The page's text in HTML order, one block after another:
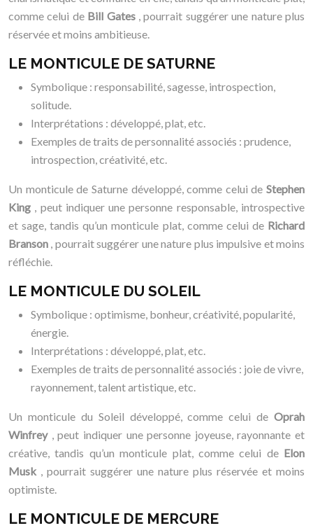
comme celui de Bill Gates , pourrait suggérer une nature plus
réservée et moins ambitieuse.
LE MONTICULE DE SATURNE
Symbolique : responsabilité, sagesse, introspection,
solitude.
Interprétations : développé, plat, etc.
Exemples de traits de personnalité associés : prudence,
introspection, créativité, etc.
Un monticule de Saturne développé, comme celui de Stephen
King , peut indiquer une personne responsable, introspective
et sage, tandis qu’un monticule plat, comme celui de Richard
Branson , pourrait suggérer une nature plus impulsive et moins
réfléchie.
LE MONTICULE DU SOLEIL
Symbolique : optimisme, bonheur, créativité, popularité,
énergie.
Interprétations : développé, plat, etc.
Exemples de traits de personnalité associés : joie de vivre,
rayonnement, talent artistique, etc.
Un monticule du Soleil développé, comme celui de Oprah
Winfrey , peut indiquer une personne joyeuse, rayonnante et
créative, tandis qu’un monticule plat, comme celui de Elon
Musk , pourrait suggérer une nature plus réservée et moins
optimiste.
LE MONTICULE DE MERCURE